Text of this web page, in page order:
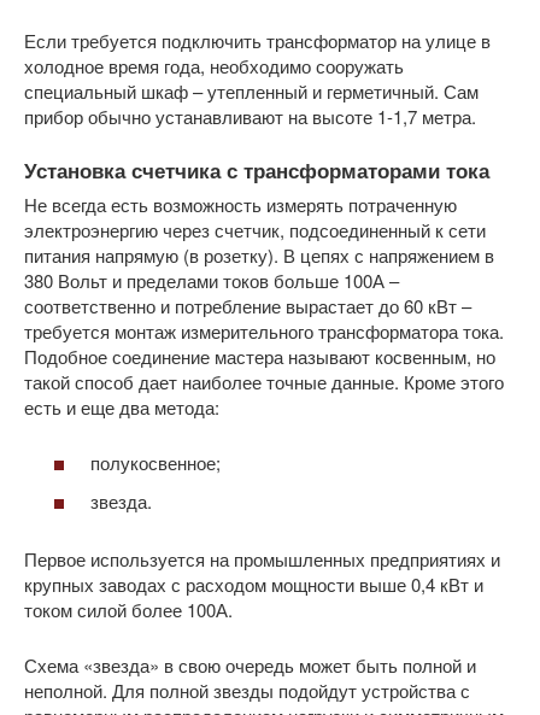
Если требуется подключить трансформатор на улице в
холодное время года, необходимо сооружать
специальный шкаф – утепленный и герметичный. Сам
прибор обычно устанавливают на высоте 1-1,7 метра.
Установка счетчика с трансформаторами тока
Не всегда есть возможность измерять потраченную
электроэнергию через счетчик, подсоединенный к сети
питания напрямую (в розетку). В цепях с напряжением в
380 Вольт и пределами токов больше 100А –
соответственно и потребление вырастает до 60 кВт –
требуется монтаж измерительного трансформатора тока.
Подобное соединение мастера называют косвенным, но
такой способ дает наиболее точные данные. Кроме этого
есть и еще два метода:
полукосвенное;
звезда.
Первое используется на промышленных предприятиях и
крупных заводах с расходом мощности выше 0,4 кВт и
током силой более 100А.
Схема «звезда» в свою очередь может быть полной и
неполной. Для полной звезды подойдут устройства с